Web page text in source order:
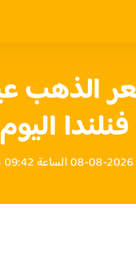
فنلندا اليوم